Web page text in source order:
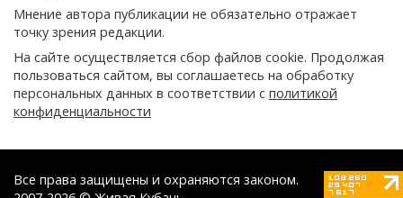
Мнение автора публикации не обязательно отражает
точку зрения редакции.
На сайте осуществляется сбор файлов cookie. Продолжая
пользоваться сайтом, вы соглашаетесь на обработку
персональных данных в соответствии с политикой
конфиденциальности
Все права защищены и охраняются законом.